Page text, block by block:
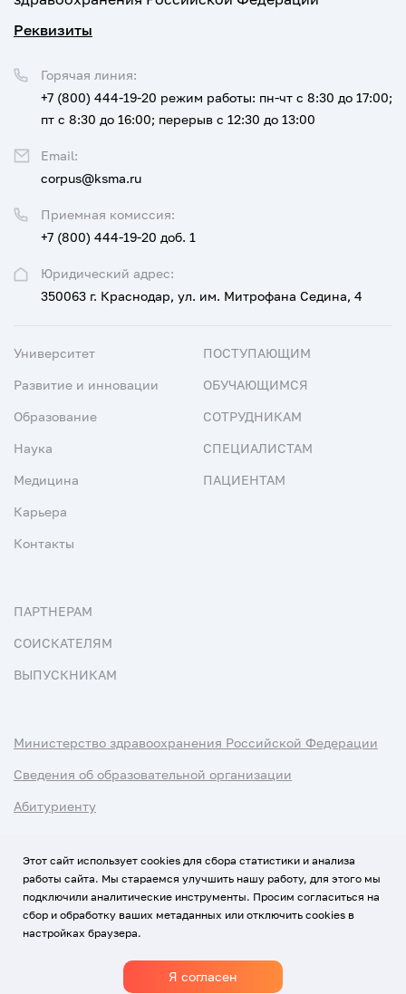
Реквизиты
Юридический адрес:
350063 г. Краснодар, ул. им. Митрофана Седина, 4
Приемная комиссия:
+7 (800) 444-19-20 доб. 1
Горячая линия:
+7 (800) 444-19-20 режим работы: пн-чт с 8:30 до 17:00;
пт с 8:30 до 16:00; перерыв с 12:30 до 13:00
Email:
corpus@ksma.ru
Университет
Развитие и инновации
Образование
Наука
Медицина
Карьера
Контакты
ПОСТУПАЮЩИМ
ОБУЧАЮЩИМСЯ
СОТРУДНИКАМ
СПЕЦИАЛИСТАМ
ПАЦИЕНТАМ
ПАРТНЕРАМ
СОИСКАТЕЛЯМ
ВЫПУСКНИКАМ
Министерство здравоохранения Российской Федерации
Сведения об образовательной организации
Абитуриенту
Использование Cookies
Политика обработки персональных данных
© Все права защищены
Этот сайт использует cookies для сбора статистики и анализа
работы сайта. Мы стараемся улучшить нашу работу, для этого мы
подключили аналитические инструменты. Просим согласиться на
сбор и обработку ваших метаданных или отключить cookies в
настройках браузера.
Я согласен